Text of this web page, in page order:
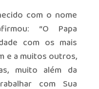
com o nome
“O Papa
com os mais
e a muitos outros,
muito além da
com Sua